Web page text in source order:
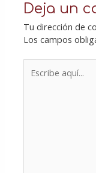
Deja un
Tu dirección de
Los campos
aquí...